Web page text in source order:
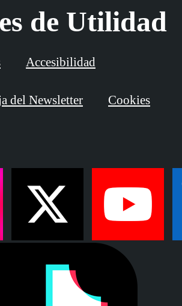
de Utilidad
Accesibilidad
del Newsletter Cookies